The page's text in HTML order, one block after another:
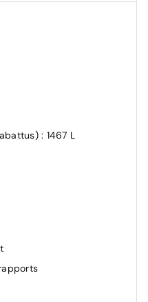
rideaux AV et AR)
: 1467 L